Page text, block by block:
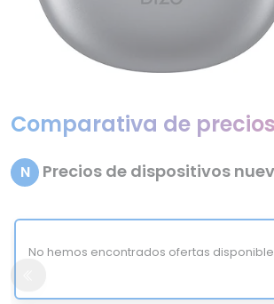
Comparativa de precios
N Precios de dispositivos
No hemos encontrados ofertas